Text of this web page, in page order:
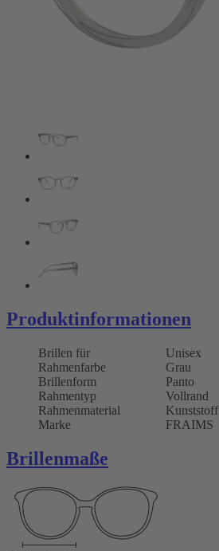
Produktinformationen
Brillen für
Unisex
Rahmenfarbe
Grau
Brillenform
Panto
Rahmentyp
Vollrand
Rahmenmaterial
Kunststoff
Marke
FRAIMS
Brillenmaße